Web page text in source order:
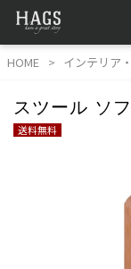
HOME インテリア
スツール ソ
送料無料